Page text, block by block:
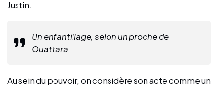
Justin.
Un enfantillage, selon un proche de
Ouattara
Au sein du pouvoir, on considère son acte comme un